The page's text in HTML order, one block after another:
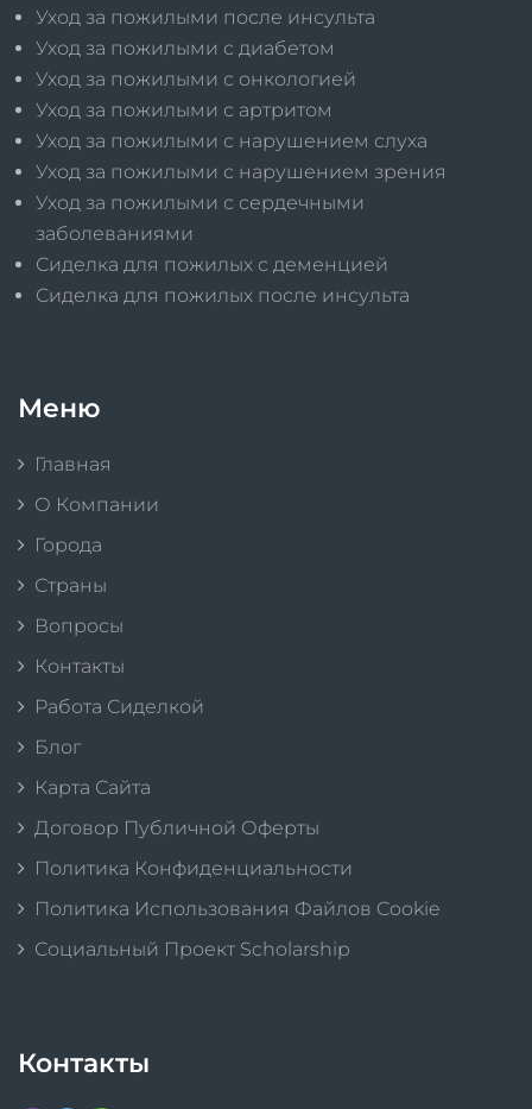
Уход за пожилыми после инсульта
Уход за пожилыми с диабетом
Уход за пожилыми с онкологией
Уход за пожилыми с артритом
Уход за пожилыми с нарушением слуха
Уход за пожилыми с нарушением зрения
Уход за пожилыми с сердечными
заболеваниями
Сиделка для пожилых с деменцией
Сиделка для пожилых после инсульта
Меню
Главная
О Компании
Города
Страны
Вопросы
Контакты
Работа Сиделкой
Блог
Карта Сайта
Договор Публичной Оферты
Политика Конфиденциальности
Политика Использования Файлов Cookie
Социальный Проект Scholarship
Контакты